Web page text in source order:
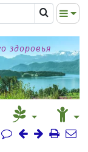
здоровья